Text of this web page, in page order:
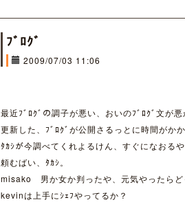
ﾌﾞﾛｸﾞ
2009/07/03 11:06
最近ﾌﾞﾛｸﾞの調子が悪い、おいのﾌﾞﾛｸﾞ文が悪
更新した、ﾌﾞﾛｸﾞが公開さるっとに時間がかか
ﾀｶｼが今調べてくれよるけん、すぐになおるや
頼むばい、ﾀｶｼ。
misako 男か女か判ったや、元気やったらど
kevinは上手にｼｪﾌやってるか？